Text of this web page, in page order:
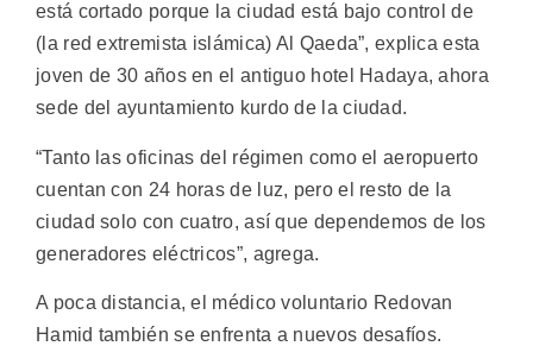
está cortado porque la ciudad está bajo control de
(la red extremista islámica) Al Qaeda”, explica esta
joven de 30 años en el antiguo hotel Hadaya, ahora
sede del ayuntamiento kurdo de la ciudad.
“Tanto las oficinas del régimen como el aeropuerto
cuentan con 24 horas de luz, pero el resto de la
ciudad solo con cuatro, así que dependemos de los
generadores eléctricos”, agrega.
A poca distancia, el médico voluntario Redovan
Hamid también se enfrenta a nuevos desafíos.